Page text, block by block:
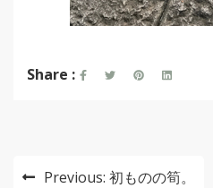
Share :
投 Previous: 初ものの筍。